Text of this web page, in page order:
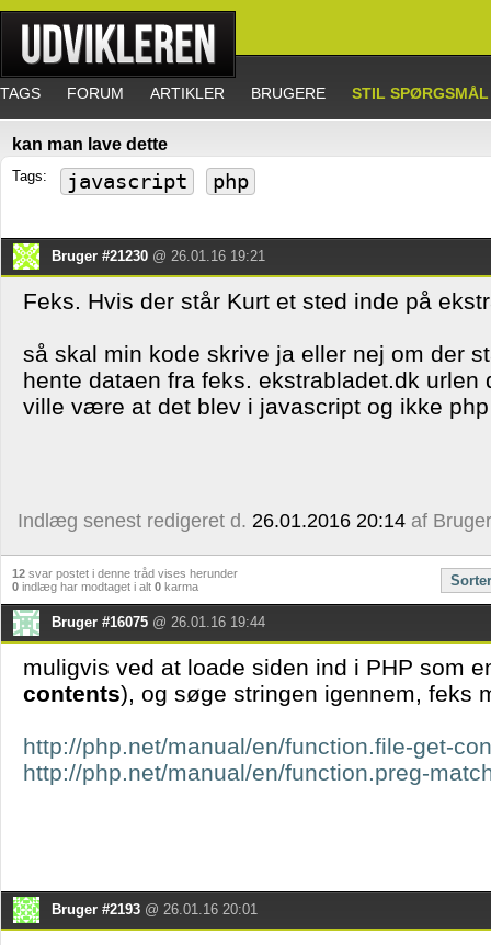
TAGS FORUM ARTIKLER BRUGERE STIL SPØRGSMÅL
kan man lave dette
Tags: javascript php
Bruger #21230 @ 26.01.16 19:21
Feks. Hvis der står Kurt et sted inde på
så skal min kode skrive ja eller nej om der
hente dataen fra feks. ekstrabladet.dk urlen
ville være at det blev i javascript og ikke php
Indlæg senest redigeret d. 26.01.2016 20:14 af
12 svar postet i denne tråd vises herunder
0 indlæg har modtaget i alt 0 karma
Bruger #16075 @ 26.01.16 19:44
muligvis ved at loade siden ind i PHP som
contents), og søge stringen igennem, feks
http://php.net/manual/en/function.file-get-
http://php.net/manual/en/function.preg-
Bruger #2193 @ 26.01.16 20:01